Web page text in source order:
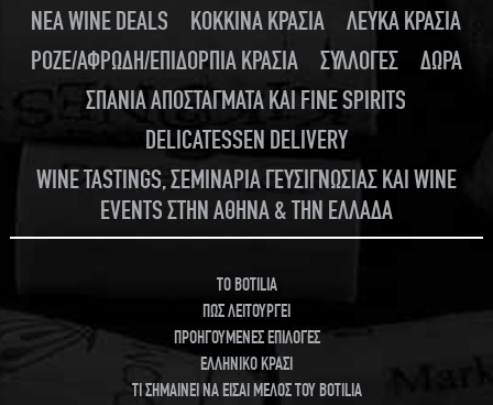
ΝΕΑ WINE DEALS ΚΟΚΚΙΝΑ ΚΡΑΣΙΑ
ΛΕΥΚΑ ΚΡΑΣΙΑ
ΡΟΖΕ/ΑΦΡΩΔΗ/ΕΠΙΔΟΡΠΙΑ ΚΡΑΣΙΑ
ΣΥΛΛΟΓΕΣ
ΔΩΡΑ
ΣΠΑΝΙΑ ΑΠΟΣΤΑΓΜΑΤΑ ΚΑΙ FINE SPIRITS
DELICATESSEN DELIVERY
WINE TASTINGS, ΣΕΜΙΝΑΡΙΑ ΓΕΥΣΙΓΝΩΣΙΑΣ ΚΑΙ WINE
EVENTS ΣΤΗΝ ΑΘΗΝΑ & ΤΗΝ ΕΛΛΑΔΑ
TO BOTILIA
ΠΩΣ ΛΕΙΤΟΥΡΓΕΙ
ΠΡΟΗΓΟΥΜΕΝΕΣ ΕΠΙΛΟΓΕΣ
ΕΛΛΗΝΙΚΟ ΚΡΑΣΙ
ΤΙ ΣΗΜΑΙΝΕΙ ΝΑ ΕΙΣΑΙ ΜΕΛΟΣ ΤΟΥ BOTILIA